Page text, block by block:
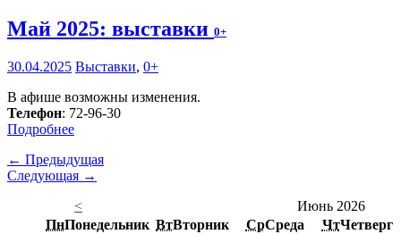
Май 2025: выставки 0+
30.04.2025 Выставки, 0+
В афише возможны изменения.
Телефон: 72-96-30
Подробнее
← Предыдущая
Следующая →
<
Июнь 2026
ПнПонедельник ВтВторник СрСреда ЧтЧетверг